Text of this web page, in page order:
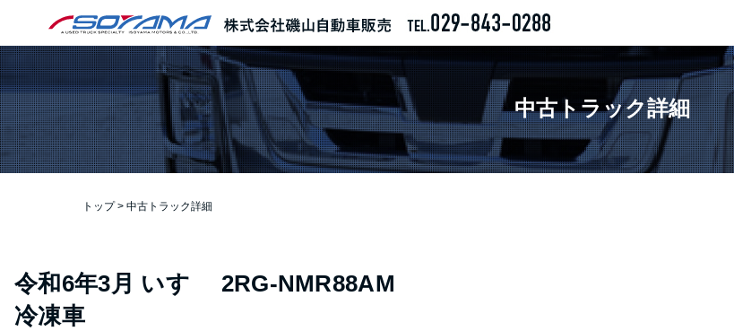
中古トラック詳細
トップ>中古トラック詳細
令和6年3月 いすゞ
2RG-NMR88AM
冷凍車